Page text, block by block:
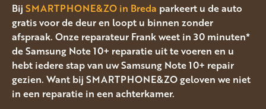
Bij SMARTPHONE&ZO in Breda parkeert u de auto
gratis voor de deur en loopt u binnen zonder
afspraak. Onze reparateur Frank weet in 30 minuten*
de Samsung Note 10+ reparatie uit te voeren en u
hebt iedere stap van uw Samsung Note 10+ repair
gezien. Want bij SMARTPHONE&ZO geloven we niet
in een reparatie in een achterkamer.